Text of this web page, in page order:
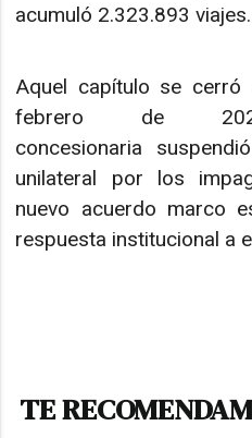
acumuló 2.323.893 viajes.
Aquel capítulo se cerró
febrero de
concesionaria
unilateral por los
nuevo acuerdo marco
respuesta institucional a
TE